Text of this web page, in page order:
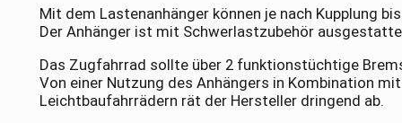
Mit dem Lastenanhänger können je nach Kupplung
Der Anhänger ist mit Schwerlastzubehör
Das Zugfahrrad sollte über 2 funktionstüchtige
Von einer Nutzung des Anhängers in Kombination
Leichtbaufahrrädern rät der Hersteller dringend ab.